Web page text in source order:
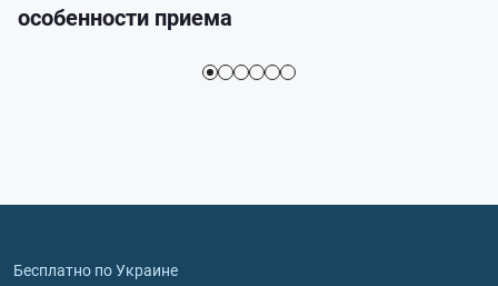
особенности приема
Бесплатно по Украине